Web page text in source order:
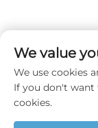
Tel:+86-
E-pos:
We value
We use cookies
If you don't want
cookies.